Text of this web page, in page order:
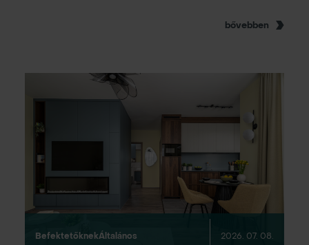
bővebben
BefektetőknekÁltalános 2026. 07. 08.